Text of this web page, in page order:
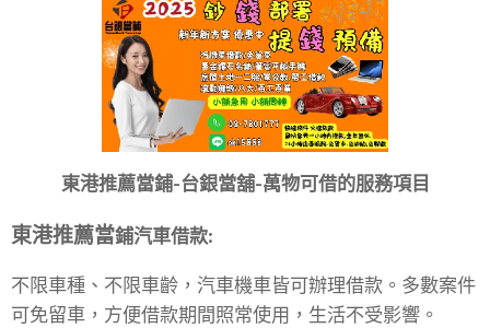
東港推薦當鋪-台銀當舖-萬物可借的服務項目
東港推薦當鋪汽車借款:
不限車種、不限車齡，汽車機車皆可辦理借款。多數案件
可免留車，方便借款期間照常使用，生活不受影響。